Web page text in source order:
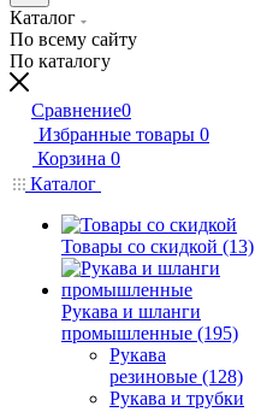
Каталог
По всему сайту
По каталогу
Сравнение0
Избранные товары 0
Корзина 0
Каталог
Товары со скидкой (13)
Рукава и шланги
промышленные (195)
Рукава
резиновые (128)
Рукава и трубки